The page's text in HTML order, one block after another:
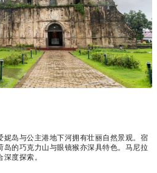
岛与公主港地下河拥有壮丽自然景观。宿
的巧克力山与眼镜猴亦深具特色。马尼拉
度探索。